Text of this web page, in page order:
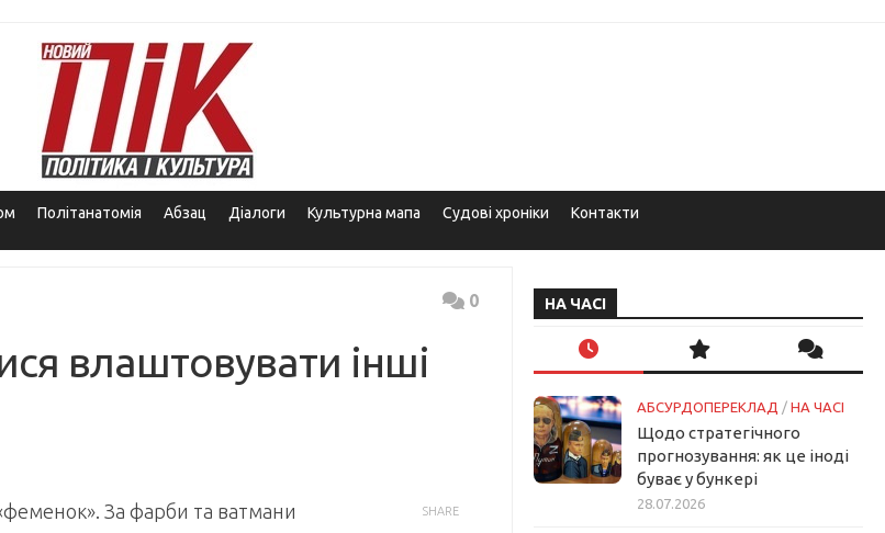
Політанатомія Абзац Діалоги Культурна мапа Судові хроніки Контакти
0
влаштовувати інші
За фарби та ватмани
SHARE
НА ЧАСІ
АБСУРДОПЕРЕКЛАД / НА ЧАСІ
Щодо стратегічного
прогнозування: як це іноді
буває у бункері
28.07.2026